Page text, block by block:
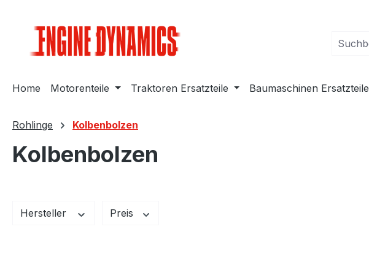
Home Motorenteile Traktoren Ersatzteile Baumaschinen Ersatzteile
Rohlinge Kolbenbolzen
Kolbenbolzen
Hersteller Preis